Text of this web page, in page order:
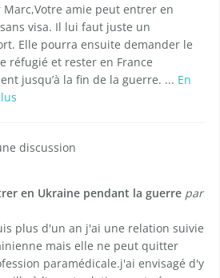
Marc,Votre amie peut entrer en
visa. Il lui faut juste un
Elle pourra ensuite demander le
réfugié et rester en France
jusqu’à la fin de la guerre. ... En
discussion
en Ukraine pendant la guerre par
plus d'un an j'ai une relation suivie
mais elle ne peut quitter
paramédicale.j'ai envisagé d'y